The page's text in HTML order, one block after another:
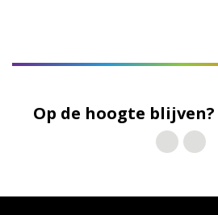
Op de hoogte blijven?